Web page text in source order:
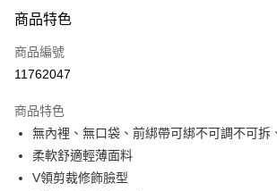
付款後全家取貨
萊爾富取貨付款
付款後萊爾富取貨
每筆NT$60，滿NT$1,000(含以上)免運費
7-11取貨付款
商品特色
商品編號
11762047
商品特色
無內裡、無口袋、前綁帶可綁不可調不可拆
柔軟舒適輕薄面料
V領剪裁修飾臉型